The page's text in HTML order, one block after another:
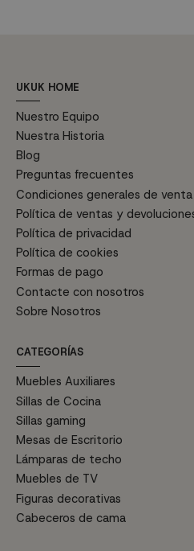
UKUK HOME
Nuestro Equipo
Nuestra Historia
Blog
Preguntas frecuentes
Condiciones generales de
Política de ventas y
Política de privacidad
Política de cookies
Formas de pago
Contacte con nosotros
Sobre Nosotros
CATEGORÍAS
Muebles Auxiliares
Sillas de Cocina
Sillas gaming
Mesas de Escritorio
Lámparas de techo
Muebles de TV
Figuras decorativas
Cabeceros de cama